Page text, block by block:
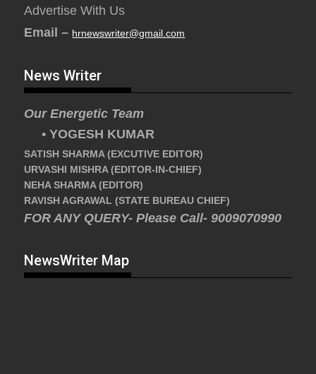
Advertise With Us
Email – hrnewswriter@gmail.com
News Writer
Our Energetic Team
• YOGESH KUMAR
SATISH SHARMA (EXCUTIVE EDITOR)
URVASHI MISHRA (EDITOR-IN-CHIEF)
NEHA SHARMA (EDITOR)
RAVISH AGRAWAL (STATE BUREAU CHIEF)
FOR ANY QUERY- Please Call- 9009070990
NewsWriter Map